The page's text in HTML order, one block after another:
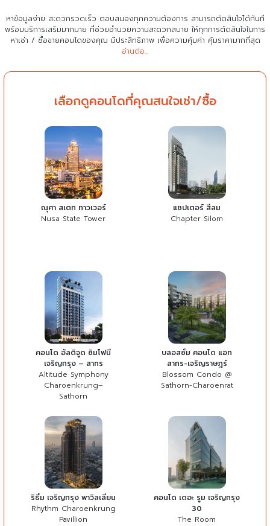
หาข้อมูลง่าย สะดวกรวดเร็ว ตอบสนองทุกความต้องการ สามารถตัดสินใจได้ทันที
พร้อมบริการเสริมมากมาย ที่ช่วยอำนวยความสะดวกสบาย ให้ทุกการตัดสินใจในการ
หาเช่า / ซื้อขายคอนโดของคุณ มีประสิทธิภาพ เพื่อความคุ้มค่า คุ้มราคามากที่สุด
อ่านต่อ...
เลือกดูคอนโดที่คุณสนใจเช่า/ซื้อ
ณุศา สเตท ทาวเวอร์
Nusa State Tower
แชปเตอร์ สีลม
Chapter Silom
คอนโด อัลติจูด ซิมโฟนี
เจริญกรุง – สาทร
Altitude Symphony
Charoenkrung–
Sathorn
บลอสซั่ม คอนโด แอท
สาทร-เจริญราษฎร์
Blossom Condo @
Sathorn-Charoenrat
ริธึ่ม เจริญกรุง พาวิลเลี่ยน
Rhythm Charoenkrung
Pavillion
คอนโด เดอะ รูม เจริญกรุง
30
The Room